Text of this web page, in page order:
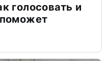
голосовать и